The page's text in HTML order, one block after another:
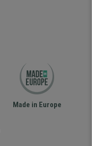
Made in Europe